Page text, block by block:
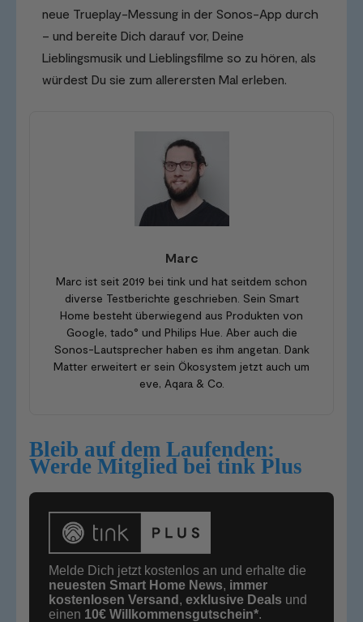
neue Trueplay-Messung in der Sonos-App durch
– und bereite Dich darauf vor, Deine
Lieblingsmusik und Lieblingsfilme so zu hören, als
würdest Du sie zum allerersten Mal erleben.
Marc
Marc ist seit 2019 bei tink und hat seitdem schon
diverse Testberichte geschrieben. Sein Smart
Home besteht überwiegend aus Produkten von
Google, tado° und Philips Hue. Aber auch die
Sonos-Lautsprecher haben es ihm angetan. Dank
Matter erweitert er sein Ökosystem jetzt auch um
eve, Aqara & Co.
Bleib auf dem Laufenden:
Werde Mitglied bei tink Plus
Melde Dich jetzt kostenlos an und erhalte die
neuesten Smart Home News, immer
kostenlosen Versand , exklusive Deals und
einen 10€ Willkommensgutschein*.